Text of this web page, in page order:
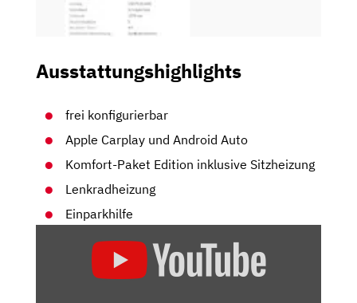
Ausstattungshighlights
frei konfigurierbar
Apple Carplay und Android Auto
Komfort-Paket Edition inklusive Sitzheizung
Lenkradheizung
Einparkhilfe